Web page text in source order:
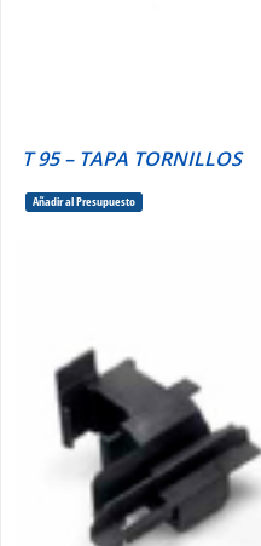
T 95 – TAPA TORNILLOS
Añadir al Presupuesto